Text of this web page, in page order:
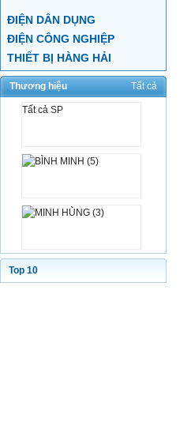
ĐIỆN DÂN DỤNG
ĐIỆN CÔNG NGHIỆP
THIẾT BỊ HÀNG HẢI
Thương hiệu Tất cả
Tất cả SP
Top 10